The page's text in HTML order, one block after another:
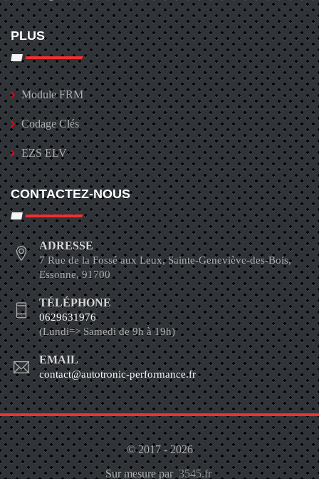
PLUS
Module FRM
Codage Clés
EZS ELV
CONTACTEZ-NOUS
ADRESSE
7 Rue de la Fossé aux Leux, Sainte-Geneviève-des-Bois,
Essonne, 91700
TÉLÉPHONE
0629631976
(Lundi=> Samedi de 9h à 19h)
EMAIL
contact@autotronic-performance.fr
© 2017 - 2026
Sur mesure par 3545.fr